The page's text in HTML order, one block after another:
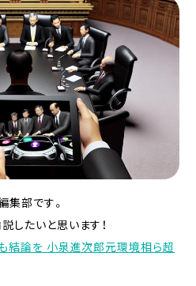
フ、デザイナー）
集部です。
したいと思います！
結論を 小泉進次郎元環境相ら超